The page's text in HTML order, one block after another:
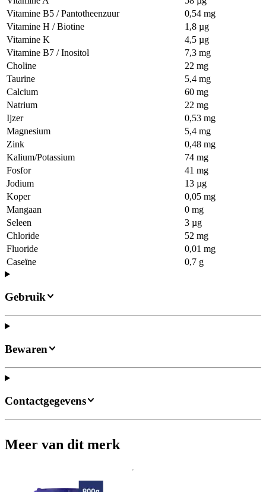
Vitamine B5 / Pantotheenzuur
0,54 mg
Vitamine H / Biotine
1,8 µg
Vitamine K
4,5 µg
Vitamine B7 / Inositol
7,3 mg
Choline
22 mg
Taurine
5,4 mg
Calcium
60 mg
Natrium
22 mg
Ijzer
0,53 mg
Magnesium
5,4 mg
Zink
0,48 mg
Kalium/Potassium
74 mg
Fosfor
41 mg
Jodium
13 µg
Koper
0,05 mg
Mangaan
0 mg
Seleen
3 µg
Chloride
52 mg
Fluoride
0,01 mg
Caseïne
0,7 g
Gebruik
Bewaren
Contactgegevens
Meer van dit merk